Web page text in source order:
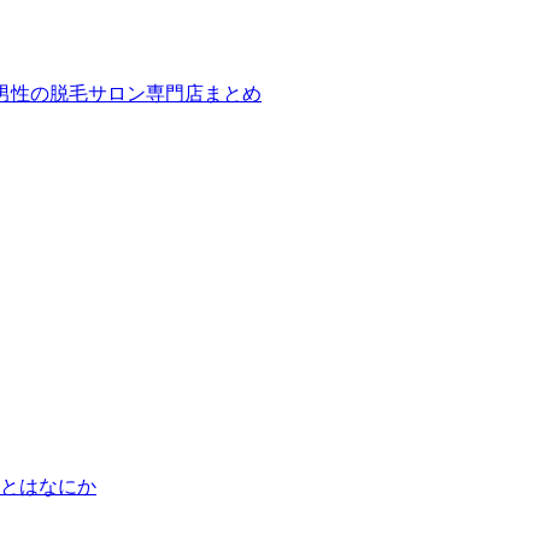
性の脱毛サロン専門店まとめ
はなにか